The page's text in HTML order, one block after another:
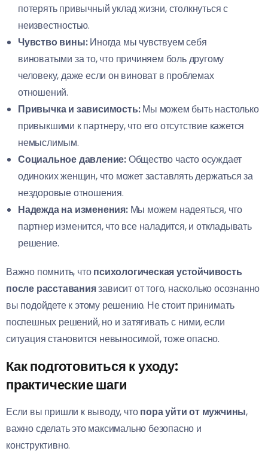
потерять привычный уклад жизни, столкнуться с
неизвестностью.
Чувство вины:Иногда мы чувствуем себя
виноватыми за то, что причиняем боль другому
человеку, даже если он виноват в проблемах
отношений.
Привычка и зависимость:Мы можем быть настолько
привыкшими к партнеру, что его отсутствие кажется
немыслимым.
Социальное давление:Общество часто осуждает
одиноких женщин, что может заставлять держаться за
нездоровые отношения.
Надежда на изменения:Мы можем надеяться, что
партнер изменится, что все наладится, и откладывать
решение.
Важно помнить, чтопсихологическая устойчивость
после расставаниязависит от того, насколько осознанно
вы подойдете к этому решению. Не стоит принимать
поспешных решений, но и затягивать с ними, если
ситуация становится невыносимой, тоже опасно.
Как подготовиться к уходу:
практические шаги
Если вы пришли к выводу, чтопора уйти от мужчины,
важно сделать это максимально безопасно и
конструктивно.